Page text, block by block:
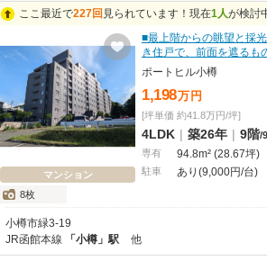
ここ最近で227回 見られています！現在1人が検討
マンション
8枚
■最上階からの眺望と採
き住戸で、前面を遮る
ポートヒル小樽
1,198万 円
[坪単価 約41.8万円/坪]
4LDK | 築26年 | 9階/
専有
94.8m² (28.67坪)
駐車 あり(9,000円/台)
小樽市緑3-19
JR函館本線 「小樽」駅 他